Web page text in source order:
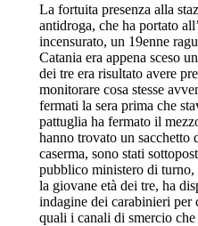
La fortuita presenza alla
antidroga, che ha portato
incensurato, un 19enne
Catania era appena sceso
dei tre era risultato avere
monitorare cosa stesse
fermati la sera prima che
pattuglia ha fermato il
hanno trovato un
caserma, sono stati
pubblico ministero di turno,
la giovane età dei tre, ha
indagine dei carabinieri per
quali i canali di smercio